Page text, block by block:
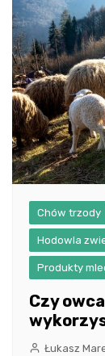
Chów trzody
Hodowla
Produkty
Czy
Łukasz